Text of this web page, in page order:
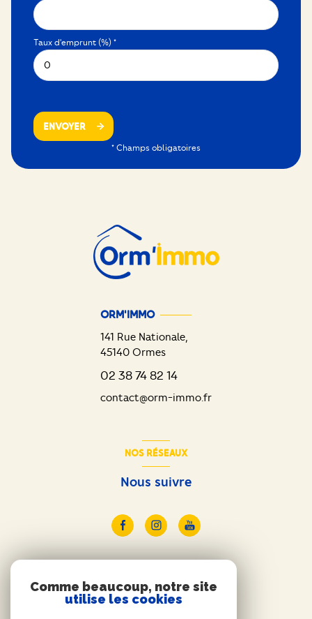
Taux d'emprunt (%) *
ENVOYER
* Champs obligatoires
ORM'IMMO
141 Rue Nationale,
45140 Ormes
02 38 74 82 14
contact@orm-immo.fr
NOS RÉSEAUX
Nous suivre
Nous adhérons
Comme beaucoup, notre site
utilise les cookies